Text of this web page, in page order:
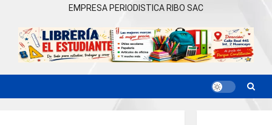
EMPRESA PERIODISTICA RIBO SAC